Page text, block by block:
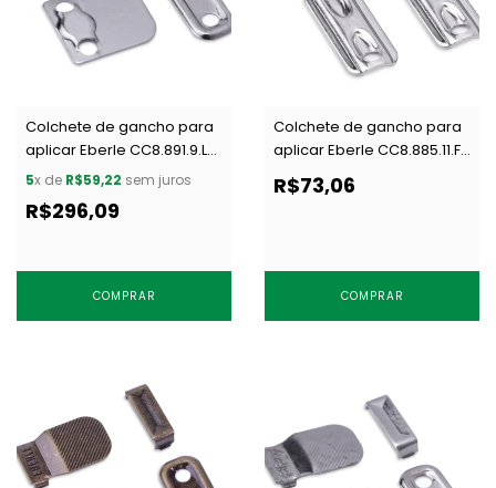
Colchete de gancho para
aplicar Eberle CC8.891.9.L
NIQ c/ 200 un
5x de R$59,22 sem juros
R$296,09
COMPRAR
Colchete de gancho para
aplicar Eberle CC8.885.11.F
NIQ c/ 200 un
R$73,06
COMPRAR